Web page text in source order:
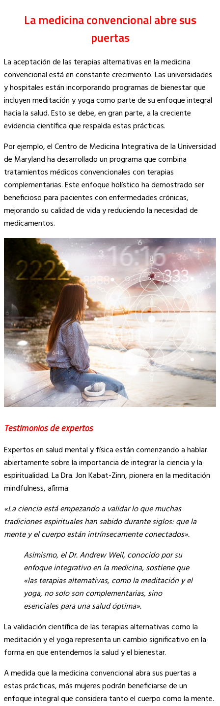
La medicina convencional abre sus
puertas
La aceptación de las terapias alternativas en la medicina
convencional está en constante crecimiento. Las universidades
y hospitales están incorporando programas de bienestar que
incluyen meditación y yoga como parte de su enfoque integral
hacia la salud. Esto se debe, en gran parte, a la creciente
evidencia científica que respalda estas prácticas.
Por ejemplo, el Centro de Medicina Integrativa de la Universidad
de Maryland ha desarrollado un programa que combina
tratamientos médicos convencionales con terapias
complementarias. Este enfoque holístico ha demostrado ser
beneficioso para pacientes con enfermedades crónicas,
mejorando su calidad de vida y reduciendo la necesidad de
medicamentos.
Testimonios de expertos
Expertos en salud mental y física están comenzando a hablar
abiertamente sobre la importancia de integrar la ciencia y la
espiritualidad. La Dra. Jon Kabat-Zinn, pionera en la meditación
mindfulness, afirma:
«La ciencia está empezando a validar lo que muchas
tradiciones espirituales han sabido durante siglos: que la
mente y el cuerpo están intrínsecamente conectados».
Asimismo, el Dr. Andrew Weil, conocido por su
enfoque integrativo en la medicina, sostiene que
«las terapias alternativas, como la meditación y el
yoga, no solo son complementarias, sino
esenciales para una salud óptima».
La validación científica de las terapias alternativas como la
meditación y el yoga representa un cambio significativo en la
forma en que entendemos la salud y el bienestar.
A medida que la medicina convencional abra sus puertas a
estas prácticas, más mujeres podrán beneficiarse de un
enfoque integral que considera tanto el cuerpo como la mente.